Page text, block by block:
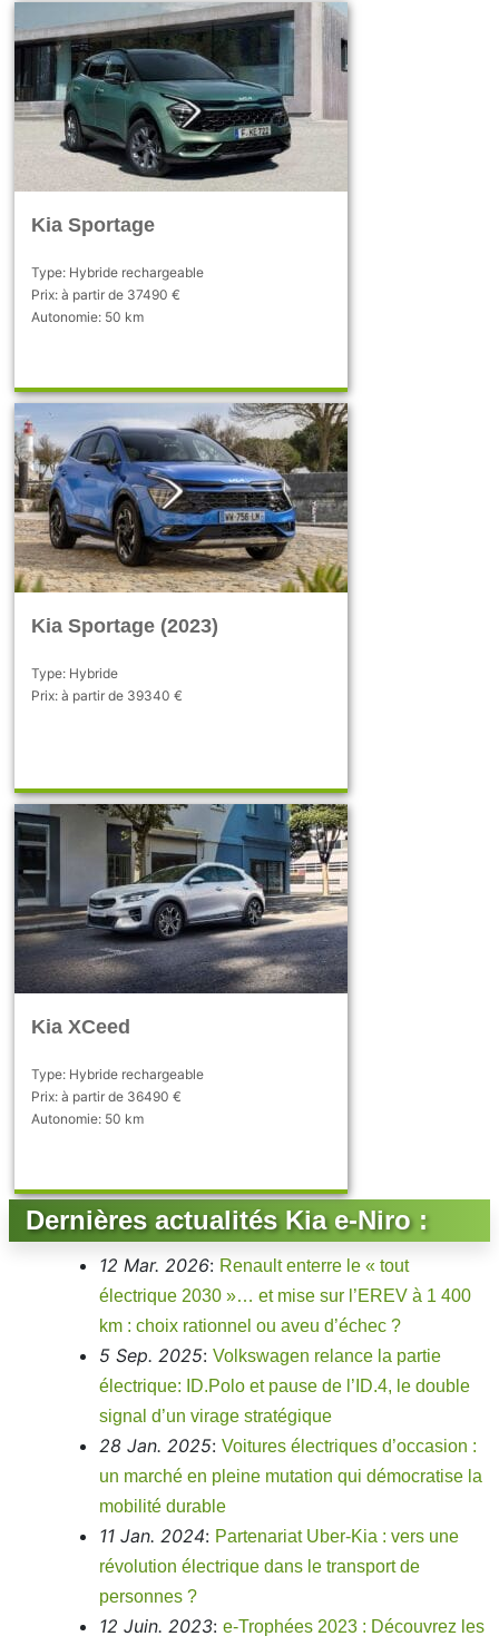
Kia Sportage
Type: Hybride rechargeable
Prix: à partir de 37490 €
Autonomie: 50 km
Kia Sportage (2023)
Type: Hybride
Prix: à partir de 39340 €
Kia XCeed
Type: Hybride rechargeable
Prix: à partir de 36490 €
Autonomie: 50 km
Dernières actualités Kia e-Niro :
12 Mar. 2026: Renault enterre le « tout
électrique 2030 »… et mise sur l’EREV à 1 400
km : choix rationnel ou aveu d’échec ?
5 Sep. 2025:Volkswagen relance la partie
électrique: ID.Polo et pause de l’ID.4, le double
signal d’un virage stratégique
28 Jan. 2025:Voitures électriques d’occasion :
un marché en pleine mutation qui démocratise la
mobilité durable
11 Jan. 2024: Partenariat Uber-Kia : vers une
révolution électrique dans le transport de
personnes ?
12 Juin. 2023:e-Trophées 2023 : Découvrez les